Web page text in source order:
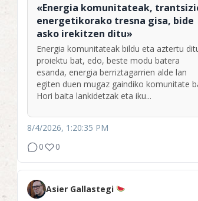
«Energia komunitateak,
energetikorako tresna gisa, bide
asko irekitzen ditu»
Energia komunitateak bildu eta aztertu
proiektu bat, edo, beste modu batera
esanda, energia berriztagarrien alde lan
egiten duen mugaz gaindiko komunitate
Hori baita lankidetzak eta iku...
8/4/2026, 1:20:35 PM
0
0
Asier Gallastegi